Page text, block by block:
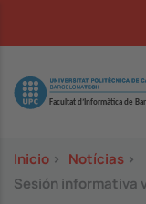
Image
Inicio > Notícias >
Sesión informativa